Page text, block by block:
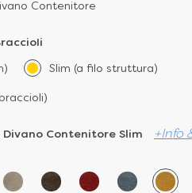
Contenitore
Slim (a filo struttura)
Divano Contenitore Slim
+Info